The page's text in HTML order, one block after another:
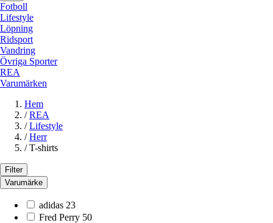
Fotboll
Lifestyle
Löpning
Ridsport
Vandring
Övriga Sporter
REA
Varumärken
Hem
/ REA
/ Lifestyle
/ Herr
/ T-shirts
Filter
Varumärke
adidas 23
Fred Perry 50